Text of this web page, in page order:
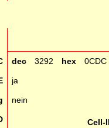
dec 3292 hex 0CDC
ja
nein
Cell-